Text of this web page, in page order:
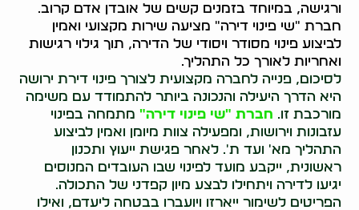
ורגישה, במיוחד בזמנים קשים של אובדן אדם קרוב.
חברת "שי פינוי דירה" מציעה שירות מקצועי ואמין
לביצוע פינוי מסודר ויסודי של הדירה, תוך גילוי רגישות
ואחריות לאורך כל התהליך.
לסיכום, פנייה לחברה מקצועית לצורך פינוי דירת ירושה
היא הדרך היעילה והנכונה ביותר להתמודד עם משימה
מורכבת זו. חברת "שי פינוי דירה" מתמחה בפינוי
עזבונות וירושות, ומפעילה צוות מיומן ואמין לביצוע
התהליך מא' ועד ת'. לאחר פגישת ייעוץ ותכנון
ראשונית, ייקבע מועד לפינוי שבו העובדים המנוסים
יגיעו לדירה ויתחילו לבצע מיון קפדני של התכולה.
הפריטים לשימור ייארזו ויועברו בבטחה ליעדם, ואילו